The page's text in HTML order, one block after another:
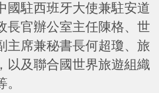
國駐西班牙大使兼駐安道
長官辦公室主任陳格、世
主席兼秘書長何超瓊、旅
以及聯合國世界旅遊組織